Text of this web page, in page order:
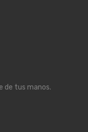
de tus manos.